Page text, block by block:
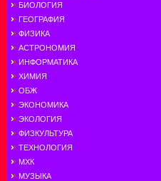
БИОЛОГИЯ
ГЕОГРАФИЯ
ФИЗИКА
АСТРОНОМИЯ
ИНФОРМАТИКА
ХИМИЯ
ОБЖ
ЭКОНОМИКА
ЭКОЛОГИЯ
ФИЗКУЛЬТУРА
ТЕХНОЛОГИЯ
МХК
МУЗЫКА